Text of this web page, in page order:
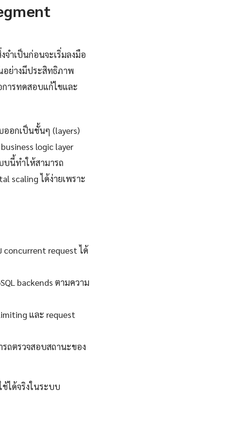
จำเป็นก่อนจะเริ่มลงมือ
ย่างมีประสิทธิภาพ
ารทดสอบแก้ไขและ
ออกเป็นชั้นๆ (layers)
logic layer
บนี้ทำให้สามารถ
scaling ได้ง่ายเพราะ
request ได้
backends ตามความ
และ request
ถตรวจสอบสถานะของ
ช้ได้จริงในระบบ